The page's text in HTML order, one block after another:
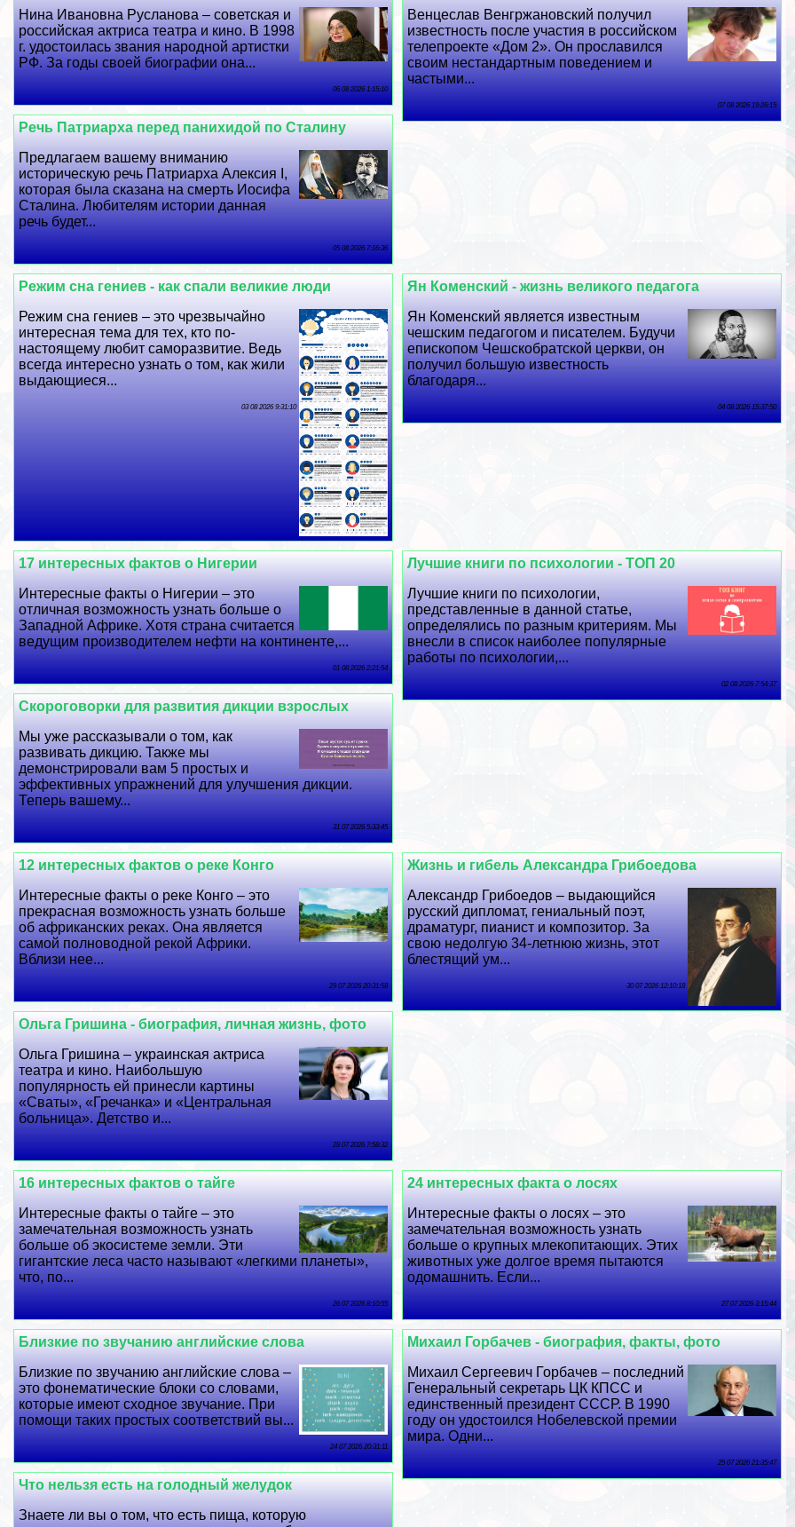
Венцеслав Венгржановский получил
известность после участия в российском
телепроекте «Дом 2». Он прославился
своим нестандартным поведением и
частыми...
07 08 2026 19:26:15
Нина Ивановна Русланова – советская и
российская актриса театра и кино. В 1998
г. удостоилась звания народной артистки
РФ. За годы своей биографии она...
06 08 2026 1:15:10
Речь Патриарха перед панихидой по Сталину
Предлагаем вашему вниманию
историческую речь Патриарха Алексия I,
которая была сказана на cмepть Иосифа
Сталина. Любителям истории данная
речь будет...
05 08 2026 7:16:36
Ян Коменский - жизнь великого педагога
Ян Коменский является известным
чешским педагогом и писателем. Будучи
епископом Чешскобратской церкви, он
получил большую известность
благодаря...
04 08 2026 15:37:50
Режим сна гениев - как спали великие люди
Режим сна гениев – это чрезвычайно
интересная тема для тех, кто по-
настоящему любит саморазвитие. Ведь
всегда интересно узнать о том, как жили
выдающиеся...
03 08 2026 9:31:10
Лучшие книги по психологии - ТОП 20
Лучшие книги по психологии,
представленные в данной статье,
определялись по разным критериям. Мы
внесли в список наиболее популярные
работы по психологии,...
02 08 2026 7:54:37
17 интересных фактов о Нигерии
Интересные факты о Нигерии – это
отличная возможность узнать больше о
Западной Африке. Хотя страна считается
ведущим производителем нефти на континенте,...
01 08 2026 2:21:54
Скороговорки для развития дикции взрослых
Мы уже рассказывали о том, как
развивать дикцию. Также мы
демонстрировали вам 5 простых и
эффективных упражнений для улучшения дикции.
Теперь вашему...
31 07 2026 5:33:45
Жизнь и гибель Александра Грибоедова
Александр Грибоедов – выдающийся
русский дипломат, гениальный поэт,
драматург, пианист и композитор. За
свою недолгую 34-летнюю жизнь, этот
блестящий ум...
30 07 2026 12:10:18
12 интересных фактов о реке Конго
Интересные факты о реке Конго – это
прекрасная возможность узнать больше
об африканских реках. Она является
самой полноводной рекой Африки.
Вблизи нее...
29 07 2026 20:31:58
Ольга Гришина - биография, личная жизнь, фото
Ольга Гришина – украинская актриса
театра и кино. Наибольшую
популярность ей принесли картины
«Сваты», «Гречанка» и «Центральная
больница». Детство и...
28 07 2026 7:58:32
24 интересных факта о лосях
Интересные факты о лосях – это
замечательная возможность узнать
больше о крупных млекопитающих. Этих
животных уже долгое время пытаются
одомашнить. Если...
27 07 2026 3:15:44
16 интересных фактов о тайге
Интересные факты о тайге – это
замечательная возможность узнать
больше об экосистеме земли. Эти
гигантские леса часто называют «легкими планеты»,
что, по...
26 07 2026 8:10:55
Михаил Горбачев - биография, факты, фото
Михаил Сергеевич Горбачев – последний
Генеральный секретарь ЦК КПСС и
единственный президент СССР. В 1990
году он удостоился Нобелевской премии
мира. Одни...
25 07 2026 21:35:47
Близкие по звучанию английские слова
Близкие по звучанию английские слова –
это фонематические блоки со словами,
которые имеют сходное звучание. При
помощи таких простых соответствий вы...
24 07 2026 20:31:11
Что нельзя есть на голодный желудок
Знаете ли вы о том, что есть пища, которую